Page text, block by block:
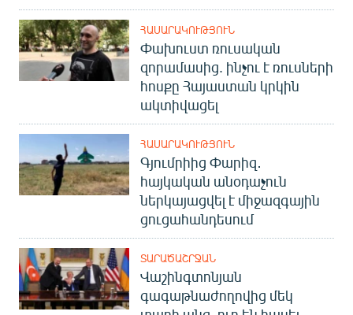
ՀԱՍԱՐԱԿՈՒԹՅՈՒՆ
Փախուստ ռուսական
զորամասից. ինչու է ռուսների
հոսքը Հայաստան կրկին
ակտիվացել
ՀԱՍԱՐԱԿՈՒԹՅՈՒՆ
Գյումրիից Փարիզ․
հայկական անօդաչուն
ներկայացվել է միջազգային
ցուցահանդեսում
ՏԱՐԱԾԱՇՐՋԱՆ
Վաշինգտոնյան
գագաթնաժողովից մեկ